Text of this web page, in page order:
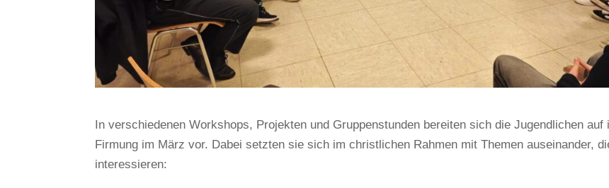
In verschiedenen Workshops, Projekten und Gruppenstunden bereiten sich die Jugendlichen auf
Firmung im März vor. Dabei setzten sie sich im christlichen Rahmen mit Themen auseinander,
interessieren: